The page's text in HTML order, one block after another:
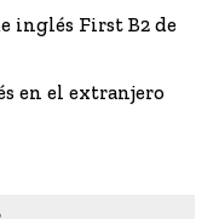
inglés First B2 de
en el extranjero